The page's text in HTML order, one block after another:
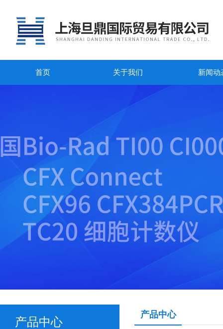
首页 关于我们 新闻动
产品中心
产品中心